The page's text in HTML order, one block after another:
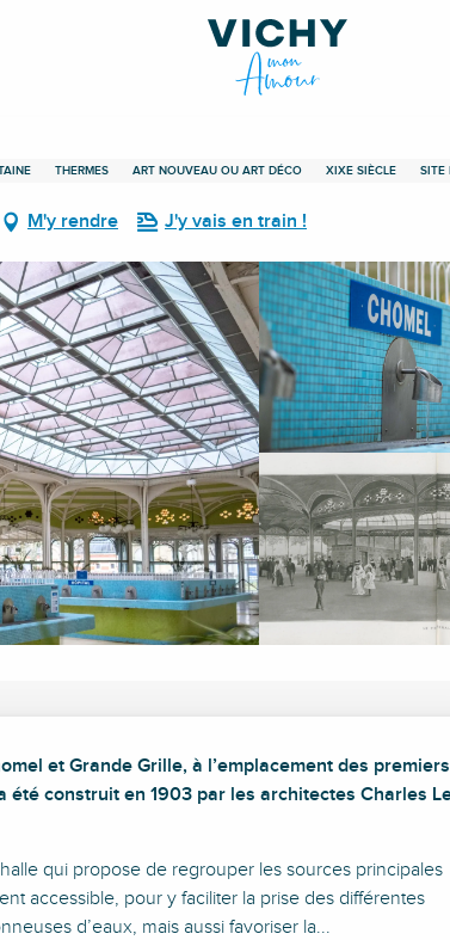
THERMES ART NOUVEAU OU ART DÉCO XIXE SIÈCLE SITE
M'y rendre J'y vais en train !
et Grande Grille, à l’emplacement des premiers
construit en 1903 par les architectes Charles
qui propose de regrouper les sources principales
accessible, pour y faciliter la prise des différentes
d’eaux, mais aussi favoriser la...